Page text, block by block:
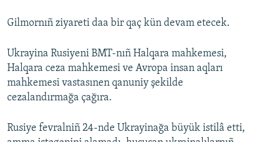
Gilmornıñ ziyareti daa bir qaç kün devam etecek.
Ukrayina Rusiyeni BMT-nıñ Halqara mahkemesi,
Halqara ceza mahkemesi ve Avropa insan aqları
mahkemesi vastasınen qanuniy şekilde
cezalandırmağa çağıra.
Rusiye fevralniñ 24-nde Ukrayinağa büyük istilâ etti,